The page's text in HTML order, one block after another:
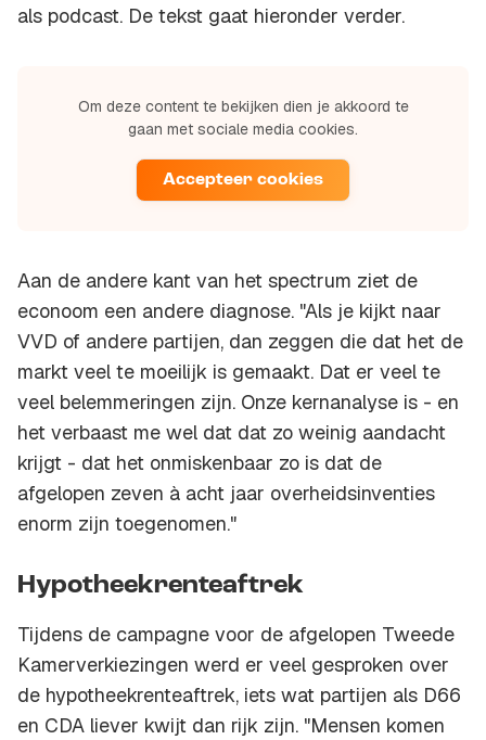
als podcast. De tekst gaat hieronder verder.
Om deze content te bekijken dien je akkoord te
gaan met sociale media cookies.
Accepteer cookies
Aan de andere kant van het spectrum ziet de
econoom een andere diagnose. "Als je kijkt naar
VVD of andere partijen, dan zeggen die dat het de
markt veel te moeilijk is gemaakt. Dat er veel te
veel belemmeringen zijn. Onze kernanalyse is - en
het verbaast me wel dat dat zo weinig aandacht
krijgt - dat het onmiskenbaar zo is dat de
afgelopen zeven à acht jaar overheidsinventies
enorm zijn toegenomen."
Hypotheekrenteaftrek
Tijdens de campagne voor de afgelopen Tweede
Kamerverkiezingen werd er veel gesproken over
de hypotheekrenteaftrek, iets wat partijen als D66
en CDA liever kwijt dan rijk zijn. "Mensen komen